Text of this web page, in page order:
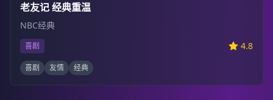
老友记 经典重温
NBC经典
喜剧 4.8
喜剧 友情 经典